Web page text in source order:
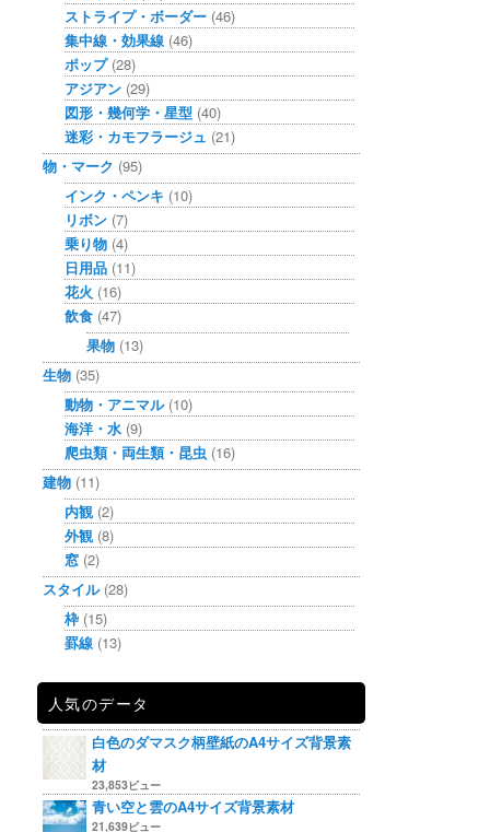
ストライプ・ボーダー (46)
集中線・効果線 (46)
ポップ(28)
アジアン (29)
図形・幾何学・星型 (40)
迷彩・カモフラージュ (21)
物・マーク (95)
インク・ペンキ (10)
リボン (7)
乗り物 (4)
日用品 (11)
花火 (16)
飲食 (47)
果物 (13)
生物 (35)
動物・アニマル(10)
海洋・水 (9)
爬虫類・両生類・昆虫 (16)
建物 (11)
内観 (2)
外観 (8)
窓 (2)
スタイル(28)
枠 (15)
罫線 (13)
人気のデータ
白色のダマスク柄壁紙のA4サイズ背景素
材
23,853ビュー
青い空と雲のA4サイズ背景素材
21,639ビュー